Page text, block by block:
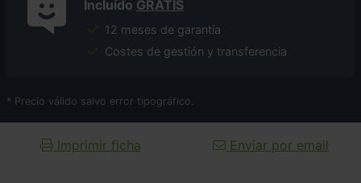
Incluído GRATIS
12 meses de garantía
Costes de gestión y transferencia
* Precio válido salvo error tipográfico.
Imprimir ficha Enviar por email